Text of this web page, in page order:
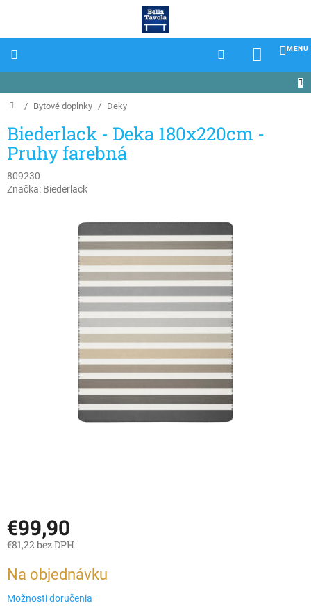
Domov
/ Bytové doplnky / Deky
Biederlack - Deka 180x220cm -
Pruhy farebná
809230
Značka: Biederlack
€99,90
€81,22 bez DPH
cena:
Na objednávku
Možnosti doručenia